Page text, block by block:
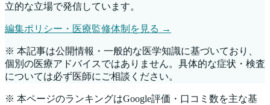
立的な立場で発信しています。
編集ポリシー・医療監修体制を見る →
※ 本記事は公開情報・一般的な医学知識に基づいており、
個別の医療アドバイスではありません。具体的な症状・検査
については必ず医師にご相談ください。
※ 本ページのランキングはGoogle評価・口コミ数を主な基